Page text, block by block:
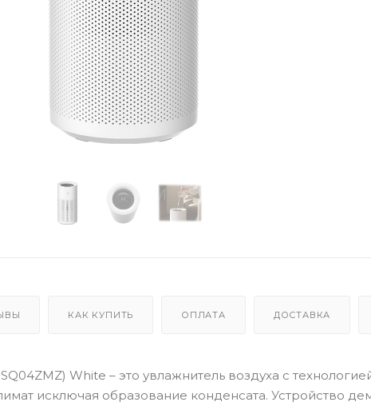
КАК КУПИТЬ ОПЛАТА ДОСТАВКА
White – это увлажнитель воздуха с
исключая образование конденсата. Устройство